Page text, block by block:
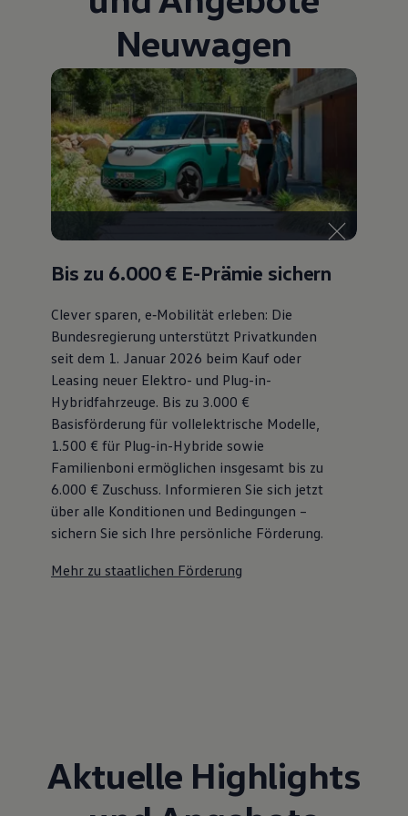
75 Jahre Bulli Jubiläum
Bulli Magazin
Fahrzeugabholung ab Werk
Neuwagen
Bis zu 6.000 € E-Prämie sichern
Clever sparen, e‑Mobilität erleben: Die
Bundesregierung unterstützt Privatkunden
seit dem 1. Januar 2026 beim Kauf oder
Leasing neuer Elektro- und Plug-in-
Hybridfahrzeuge. Bis zu 3.000 €
Basisförderung für vollelektrische Modelle,
1.500 € für Plug-in-Hybride sowie
Familienboni ermöglichen insgesamt bis zu
6.000 € Zuschuss⁠. Informieren Sie sich jetzt
über alle Konditionen und Bedingungen –
sichern Sie sich Ihre persönliche Förderung.
Mehr zu staatlichen Förderung
Aktuelle Highlights